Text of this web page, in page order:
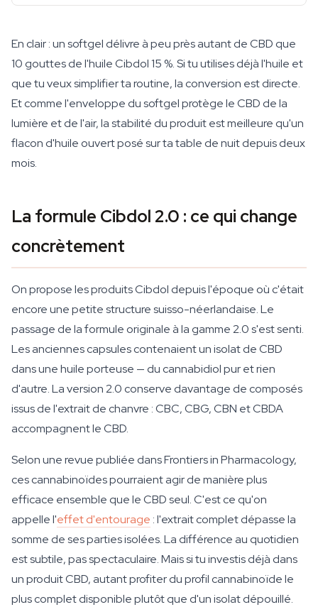
En clair : un softgel délivre à peu près autant de CBD que
10 gouttes de l'huile Cibdol 15 %. Si tu utilises déjà l'huile et
que tu veux simplifier ta routine, la conversion est directe.
Et comme l'enveloppe du softgel protège le CBD de la
lumière et de l'air, la stabilité du produit est meilleure qu'un
flacon d'huile ouvert posé sur ta table de nuit depuis deux
mois.
La formule Cibdol 2.0 : ce qui change
concrètement
On propose les produits Cibdol depuis l'époque où c'était
encore une petite structure suisso-néerlandaise. Le
passage de la formule originale à la gamme 2.0 s'est senti.
Les anciennes capsules contenaient un isolat de CBD
dans une huile porteuse — du cannabidiol pur et rien
d'autre. La version 2.0 conserve davantage de composés
issus de l'extrait de chanvre : CBC, CBG, CBN et CBDA
accompagnent le CBD.
Selon une revue publiée dans Frontiers in Pharmacology,
ces cannabinoïdes pourraient agir de manière plus
efficace ensemble que le CBD seul. C'est ce qu'on
appelle l'effet d'entourage : l'extrait complet dépasse la
somme de ses parties isolées. La différence au quotidien
est subtile, pas spectaculaire. Mais si tu investis déjà dans
un produit CBD, autant profiter du profil cannabinoïde le
plus complet disponible plutôt que d'un isolat dépouillé.